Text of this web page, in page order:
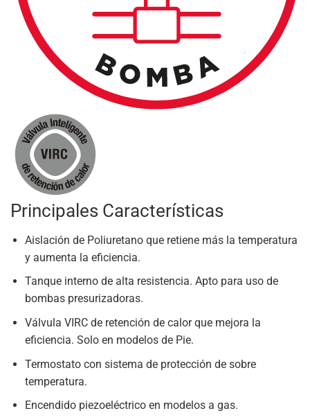
Principales Características
Aislación de Poliuretano que retiene más la temperatura
y aumenta la eficiencia.
Tanque interno de alta resistencia. Apto para uso de
bombas presurizadoras.
Válvula VIRC de retención de calor que mejora la
eficiencia. Solo en modelos de Pie.
Termostato con sistema de protección de sobre
temperatura.
Encendido piezoeléctrico en modelos a gas.